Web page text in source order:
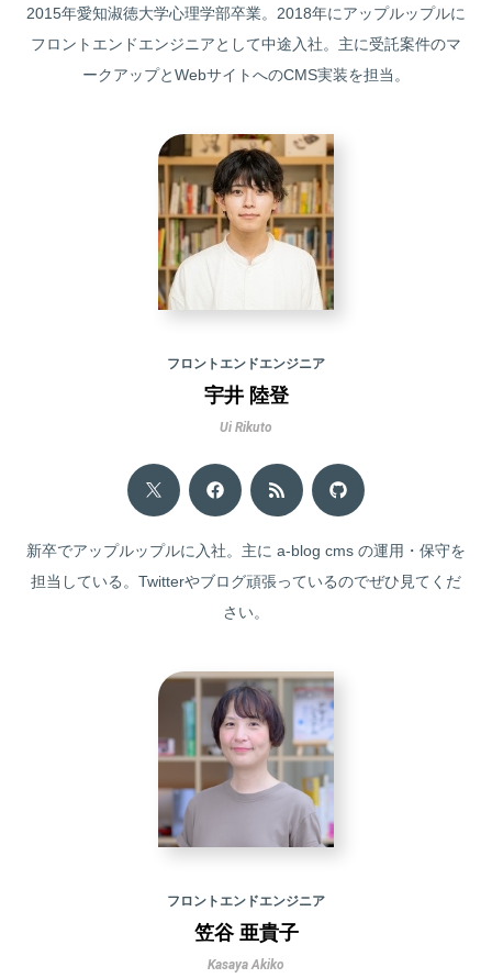
2015年愛知淑徳大学心理学部卒業。2018年にアップルップルに
フロントエンドエンジニアとして中途入社。主に受託案件のマ
ークアップとWebサイトへのCMS実装を担当。
フロントエンドエンジニア
宇井 陸登
Ui Rikuto
新卒でアップルップルに入社。主に a-blog cms の運用・保守を
担当している。Twitterやブログ頑張っているのでぜひ見てくだ
さい。
フロントエンドエンジニア
笠谷 亜貴子
Kasaya Akiko